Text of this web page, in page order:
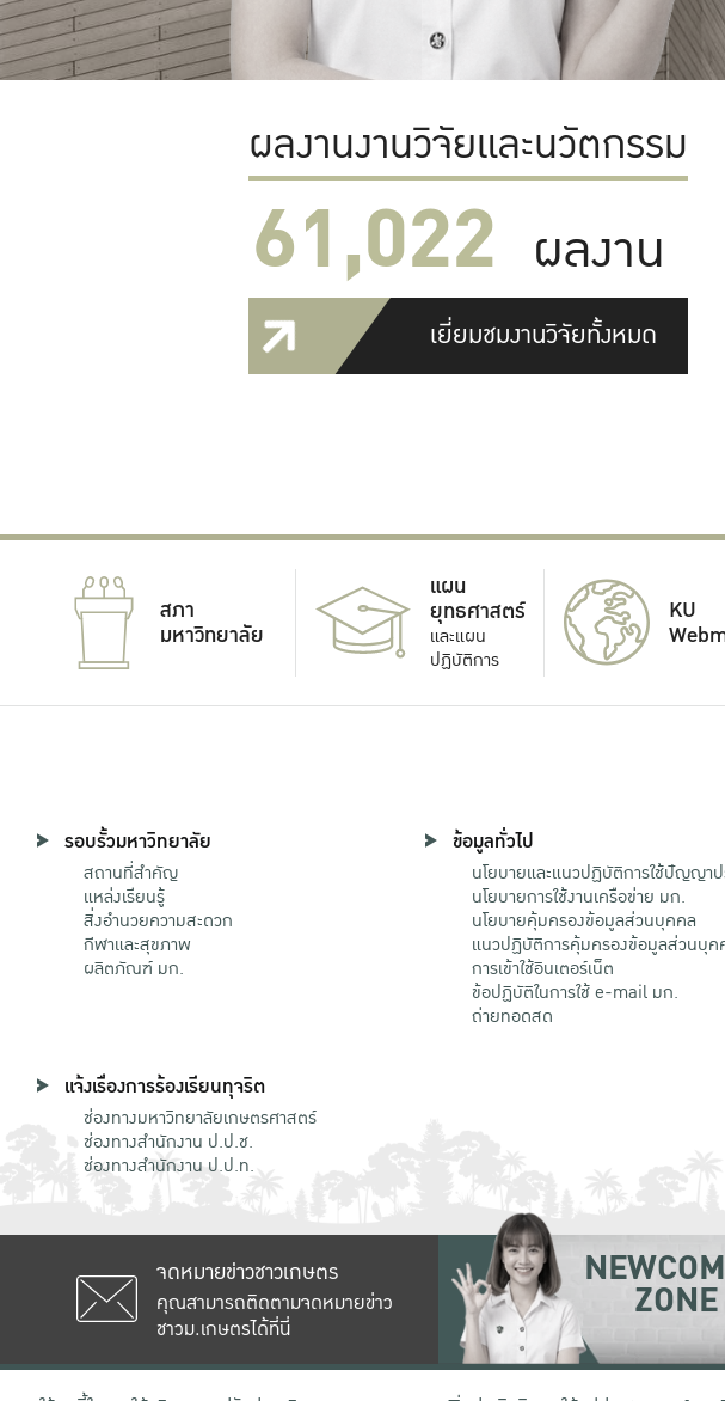
ผลงานงานวิจัยและนวัตกรรม
61,022 ผลงาน
เยี่ยมชมงานวิจัยทั้งหมด
สภา
มหาวิทยาลัย
แผน
ยุทธศาสตร์
และแผน
ปฏิบัติการ
KU
รอบรั้วมหาวิทยาลัย
สถานที่สำคัญ
แหล่งเรียนรู้
สิ่งอำนวยความสะดวก
กีฬาและสุขภาพ
ผลิตภัณฑ์ มก.
ข้อมูลทั่วไป
นโยบายและแนวปฏิบัติการใช้ปัญญา
นโยบายการใช้งานเครือข่าย มก.
นโยบายคุ้มครองข้อมูลส่วนบุคคล
แนวปฏิบัติการคุ้มครองข้อมูลส่วนบุค
การเข้าใช้อินเตอร์เน็ต
ข้อปฏิบัติในการใช้ e-mail มก.
ถ่ายทอดสด
แจ้งเรื่องการร้องเรียนทุจริต
ช่องทางมหาวิทยาลัยเกษตรศาสตร์
ช่องทางสำนักงาน ป.ป.ช.
ช่องทางสำนักงาน ป.ป.ท.
จดหมายข่าวชาวเกษตร
คุณสามารถติดตามจดหมายข่าว
ชาวม.เกษตรได้ที่นี่
ZONE